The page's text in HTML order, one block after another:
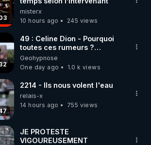
http://rgnr.li/lechoubrave
sur l’application de méditation et
:
https://www.envol.app/code
misterx
10 hours ago
245 views
49 : Celine Dion - Pourquoi
toutes ces rumeurs ?
Enquête sous hypnose
Geohypnose
One day ago
1.0 k views
2214 - Ils nous volent l'eau
relais-x
14 hours ago
755 views
JE PROTESTE
VIGOUREUSEMENT